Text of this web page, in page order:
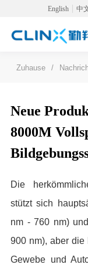
English 中
Zuhause /
Neue
8000M